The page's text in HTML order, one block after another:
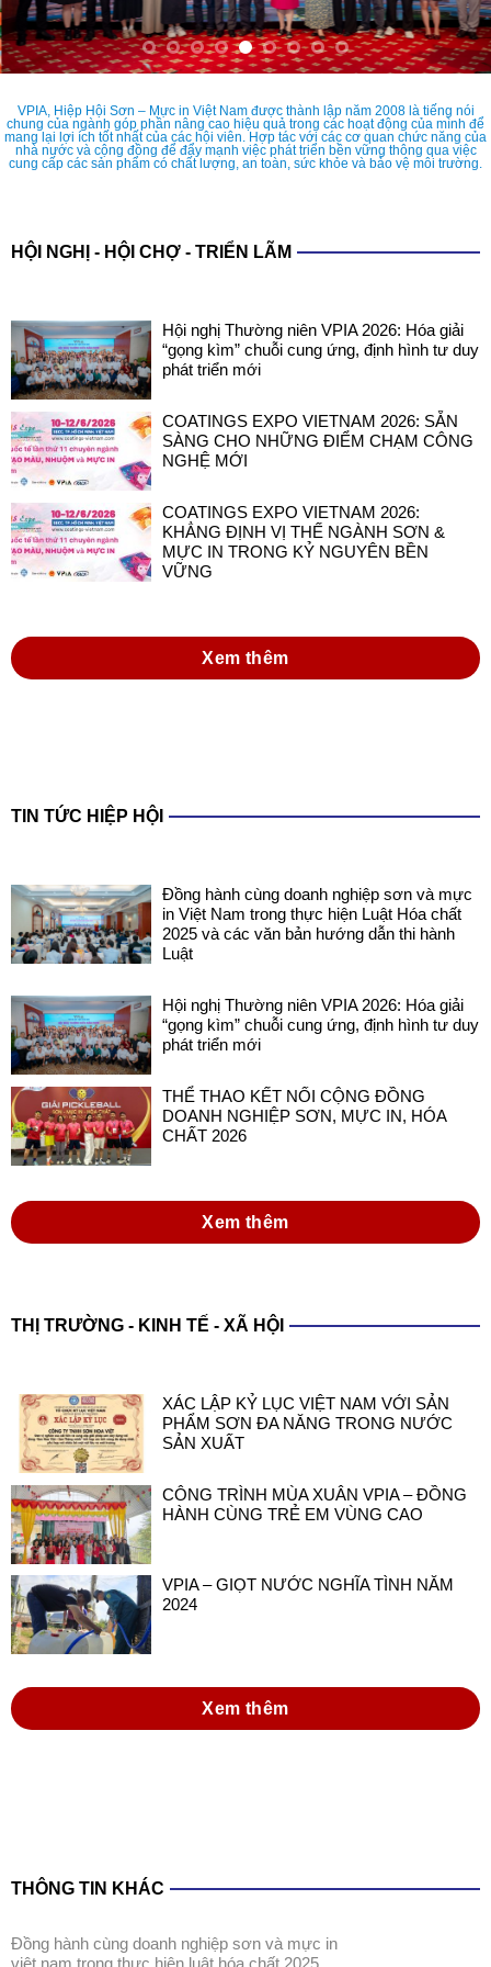
VPIA, Hiệp Hội Sơn – Mực in Việt Nam được thành lập năm 2008 là tiếng nói
chung của ngành góp phần nâng cao hiệu quả trong các hoạt động của mình để
mang lại lợi ích tốt nhất của các hội viên. Hợp tác với các cơ quan chức năng của
nhà nước và cộng đồng để đẩy mạnh việc phát triển bền vững thông qua việc
cung cấp các sản phẩm có chất lượng, an toàn, sức khỏe và bảo vệ môi trường.
HỘI NGHỊ - HỘI CHỢ - TRIỂN LÃM
Hội nghị Thường niên VPIA 2026: Hóa giải
“gọng kìm” chuỗi cung ứng, định hình tư duy
phát triển mới
COATINGS EXPO VIETNAM 2026: SẴN
SÀNG CHO NHỮNG ĐIỂM CHẠM CÔNG
NGHỆ MỚI
COATINGS EXPO VIETNAM 2026:
KHẲNG ĐỊNH VỊ THẾ NGÀNH SƠN &
MỰC IN TRONG KỶ NGUYÊN BỀN
VỮNG
Xem thêm
TIN TỨC HIỆP HỘI
Đồng hành cùng doanh nghiệp sơn và mực
in Việt Nam trong thực hiện Luật Hóa chất
2025 và các văn bản hướng dẫn thi hành
Luật
Hội nghị Thường niên VPIA 2026: Hóa giải
“gọng kìm” chuỗi cung ứng, định hình tư duy
phát triển mới
THỂ THAO KẾT NỐI CỘNG ĐỒNG
DOANH NGHIỆP SƠN, MỰC IN, HÓA
CHẤT 2026
Xem thêm
THỊ TRƯỜNG - KINH TẾ - XÃ HỘI
XÁC LẬP KỶ LỤC VIỆT NAM VỚI SẢN
PHẨM SƠN ĐA NĂNG TRONG NƯỚC
SẢN XUẤT
CÔNG TRÌNH MÙA XUÂN VPIA – ĐỒNG
HÀNH CÙNG TRẺ EM VÙNG CAO
VPIA – GIỌT NƯỚC NGHĨA TÌNH NĂM
2024
Xem thêm
THÔNG TIN KHÁC
đồng hành cùng doanh nghiệp sơn và mực in